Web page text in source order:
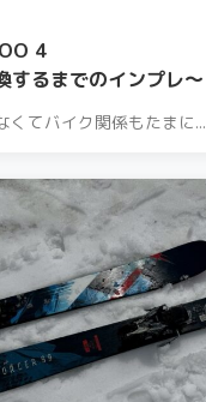
4
するまでのインプレ〜
くてバイク関係もたまに...